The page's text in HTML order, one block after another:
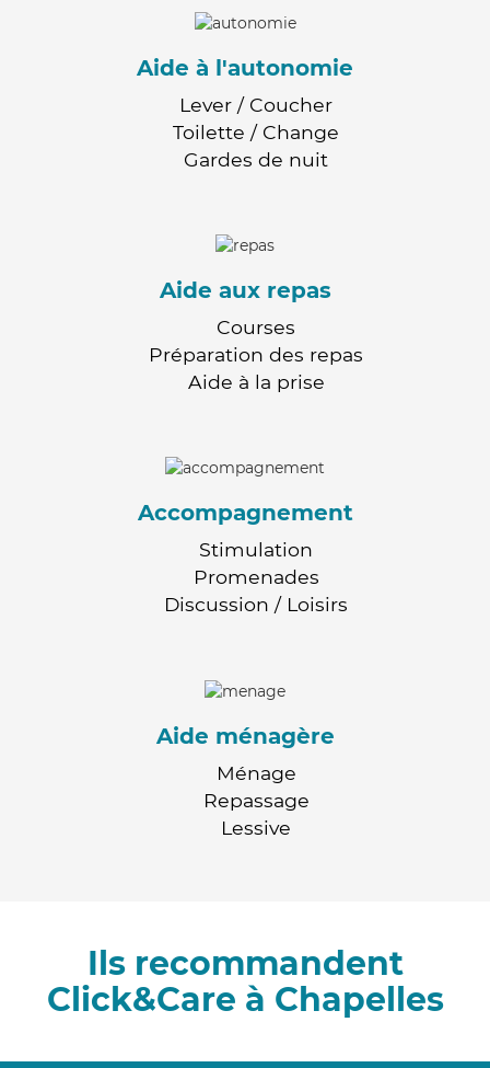
Aide à l'autonomie
Lever / Coucher
Toilette / Change
Gardes de nuit
Aide aux repas
Courses
Préparation des repas
Aide à la prise
Accompagnement
Stimulation
Promenades
Discussion / Loisirs
Aide ménagère
Ménage
Repassage
Lessive
Ils recommandent
Click&Care à Chapelles